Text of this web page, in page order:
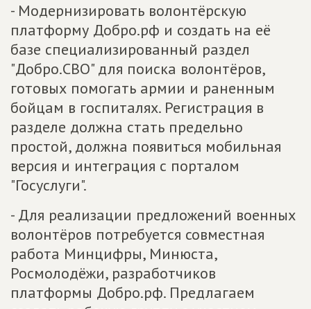
- Модернизировать волонтёрскую
платформу Добро.рф и создать на её
базе специализированный раздел
"Добро.СВО" для поиска волонтёров,
готовых помогать армии и раненным
бойцам в госпиталях. Регистрация в
разделе должна стать предельно
простой, должна появиться мобильная
версия и интеграция с порталом
"Госуслуги".
- Для реализации предложений военных
волонтёров потребуется совместная
работа Минцифры, Минюста,
Росмолодёжи, разработчиков
платформы Добро.рф. Предлагаем